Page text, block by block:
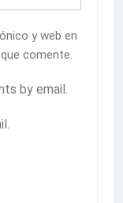
y web en
comente.
by email.